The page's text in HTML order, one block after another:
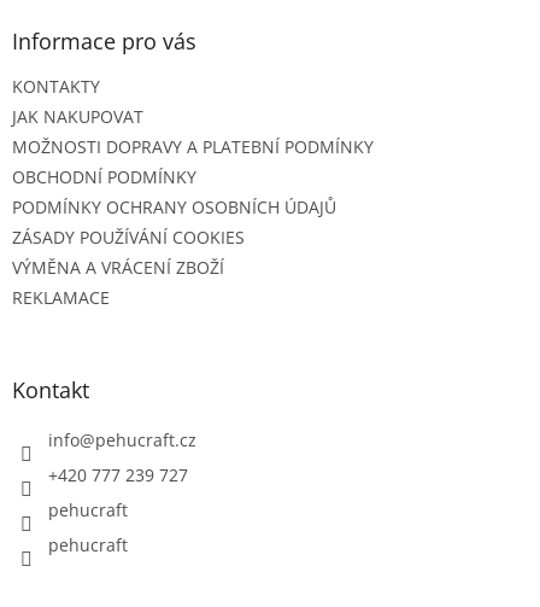
Informace pro vás
KONTAKTY
JAK NAKUPOVAT
MOŽNOSTI DOPRAVY A PLATEBNÍ PODMÍNKY
OBCHODNÍ PODMÍNKY
PODMÍNKY OCHRANY OSOBNÍCH ÚDAJŮ
ZÁSADY POUŽÍVÁNÍ COOKIES
VÝMĚNA A VRÁCENÍ ZBOŽÍ
REKLAMACE
Kontakt
info@pehucraft.cz
+420 777 239 727
pehucraft
pehucraft